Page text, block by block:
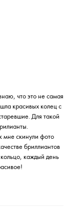
что это не самая
красивых колец с
Для такой
мне скинули фото
бриллиантов
каждый день